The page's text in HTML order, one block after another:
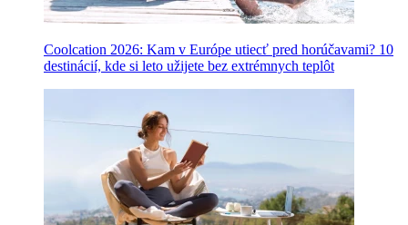
Coolcation 2026: Kam v Európe utiecť pred horúčavami? 10
destinácií, kde si leto užijete bez extrémnych teplôt